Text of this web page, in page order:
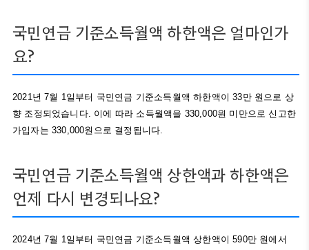
국민연금 기준소득월액 하한액은 얼마인가
요?
2021년 7월 1일부터 국민연금 기준소득월액 하한액이 33만 원으로 상
향 조정되었습니다. 이에 따라 소득월액을 330,000원 미만으로 신고한
가입자는 330,000원으로 결정됩니다.
국민연금 기준소득월액 상한액과 하한액은
언제 다시 변경되나요?
2024년 7월 1일부터 국민연금 기준소득월액 상한액이 590만 원에서